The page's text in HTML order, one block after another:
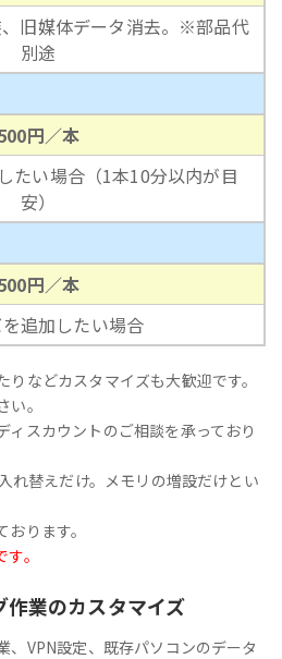
旧媒体データ消去。※部品代
別途
円／本
たい場合（1本10分以内が目
安）
円／本
を追加したい場合
などカスタマイズも大歓迎です。
。
スカウントのご相談を承っており
れ替えだけ。メモリの増設だけとい
ります。
。
作業のカスタマイズ
、VPN設定、既存パソコンのデータ